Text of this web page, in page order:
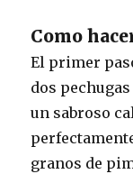
Como
El primer
dos
un sabroso
granos de